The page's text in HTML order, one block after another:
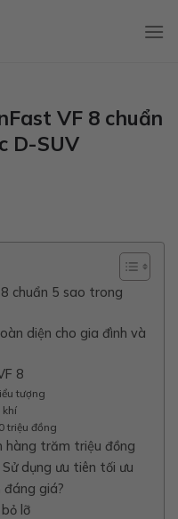
VF 8 chuẩn
D-SUV
chuẩn 5 sao trong
diện cho gia đình và
8
tượng
khí
triệu đồng
hàng trăm triệu đồng
dụng ưu tiên tối ưu
đáng giá?
lỡ